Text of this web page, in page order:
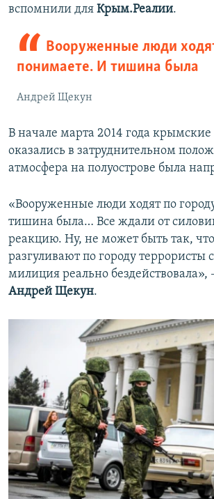
вспомнили для Крым.Реалии.
Вооруженные люди
понимаете. И тишина была
Андрей Щекун
В начале марта 2014 года
оказались в затруднительном
атмосфера на полуострове была
«Вооруженные люди ходят по
тишина была… Все ждали от
реакцию. Ну, не может быть так,
разгуливают по городу террористы
милиция реально бездействовала»,
Андрей Щекун.